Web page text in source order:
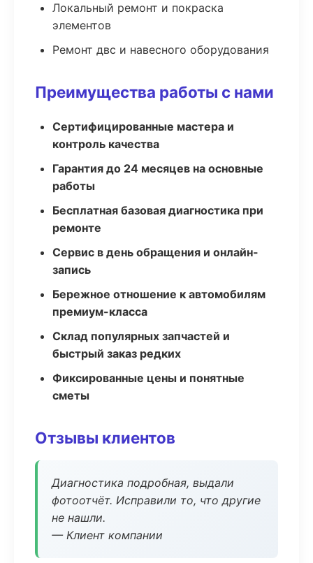
Локальный ремонт и покраска
элементов
Ремонт двс и навесного оборудования
Преимущества работы с нами
Сертифицированные мастера и
контроль качества
Гарантия до 24 месяцев на основные
работы
Бесплатная базовая диагностика при
ремонте
Сервис в день обращения и онлайн-
запись
Бережное отношение к автомобилям
премиум-класса
Склад популярных запчастей и
быстрый заказ редких
Фиксированные цены и понятные
сметы
Отзывы клиентов
Диагностика подробная, выдали
фотоотчёт. Исправили то, что другие
не нашли.
— Клиент компании